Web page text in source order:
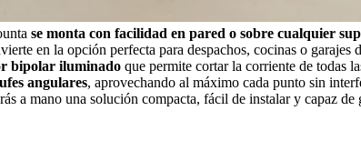
se monta con facilidad en pared o sobre cualquier
en la opción perfecta para despachos, cocinas o
bipolar iluminado que permite cortar la corriente de todas
angulares, aprovechando al máximo cada punto sin
a mano una solución compacta, fácil de instalar y capaz